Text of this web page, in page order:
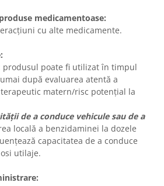
medicamentoase:
cu alte medicamente.
produsul poate fi utilizat în timpul
după evaluarea atentă a
matern/risc potențial la
de a conduce vehicule sau de a
locală a benzidaminei la dozele
capacitatea de a conduce
utilaje.